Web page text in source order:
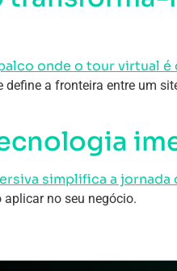
a fronteira entre um
no seu negócio.